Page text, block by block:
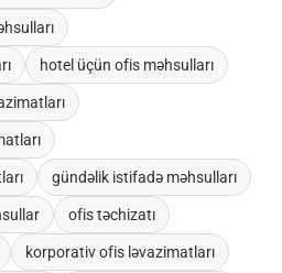
hotel üçün ofis məhsulları
gündəlik istifadə məhsulları
ofis təchizatı
korporativ ofis ləvazimatları